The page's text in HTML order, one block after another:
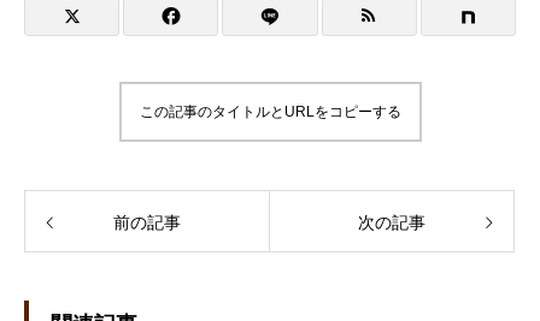
この記事のタイトルとURLをコピーする
前の記事 次の記事